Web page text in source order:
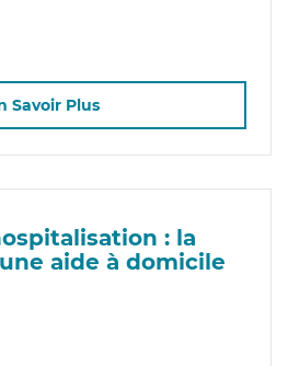
Savoir Plus
: la
aide à domicile